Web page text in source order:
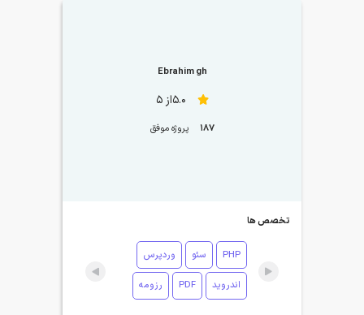
Ebrahim gh
5.0از 5
187 پروژه موفق
تخصص ها
PHP سئو وردپرس
اندروید PDF رزومه